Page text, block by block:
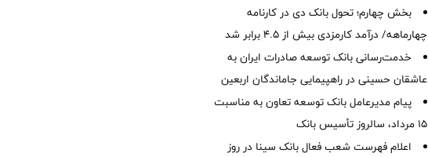
بخش چهارم؛ تحول بانک دی در کارنامه
چهارماهه/ درآمد کارمزدی بیش از ۴.۵ برابر شد
خدمت‌رسانی بانک توسعه صادرات ایران به
عاشقان حسینی در راهپیمایی جاماندگان اربعین
پیام مدیرعامل بانک توسعه تعاون به مناسبت
15 مرداد، سالروز تأسیس بانک
اعلام فهرست شعب فعال بانک سینا در روز